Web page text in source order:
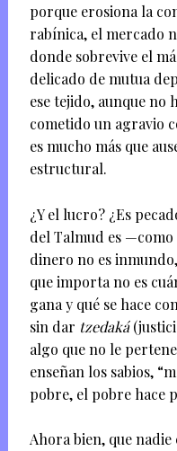
porque erosiona la
rabínica, el mercado
donde sobrevive el
delicado de mutua
ese tejido, aunque no
cometido un agravio
es mucho más que
estructural.
¿Y el lucro? ¿Es
del Talmud es
dinero no es
que importa no es
gana y qué se hace
sin dar tzedaká
algo que no le
enseñan los sabios,
pobre, el pobre hace
Ahora bien, que